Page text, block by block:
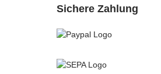
Sichere Zahlung